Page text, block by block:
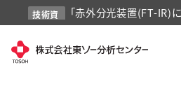
技術資
料
「赤外分光装置(FT-
掲載しました